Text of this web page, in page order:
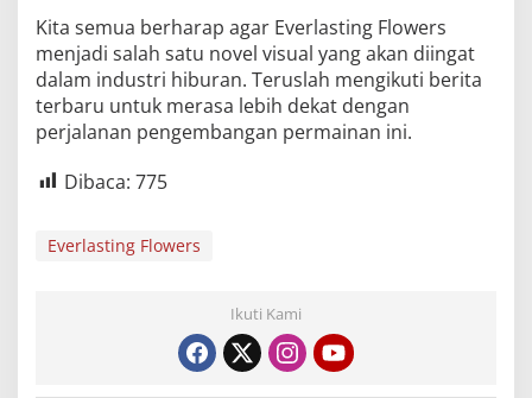
Kita semua berharap agar Everlasting Flowers
menjadi salah satu novel visual yang akan diingat
dalam industri hiburan. Teruslah mengikuti berita
terbaru untuk merasa lebih dekat dengan
perjalanan pengembangan permainan ini.
Dibaca: 775
Everlasting Flowers
Ikuti Kami